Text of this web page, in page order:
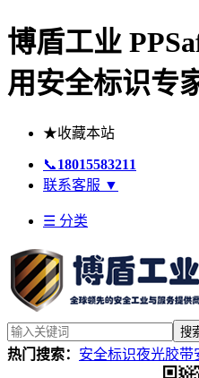
博盾工业
用安全标识专
★收藏本站
📞18015583211
联系客服 ▼
☰ 分类
搜
热门搜索： 安全标识夜光胶带